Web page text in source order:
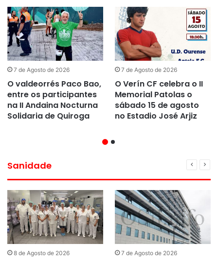
7 de Agosto de 2026
O valdeorrés Paco Bao,
entre os participantes
na II Andaina Nocturna
Solidaria de Quiroga
7 de Agosto de 2026
O Verín CF celebra o II
Memorial Patolas o
sábado 15 de agosto
no Estadio José Arjiz
Sanidade
8 de Agosto de 2026 7 de Agosto de 2026